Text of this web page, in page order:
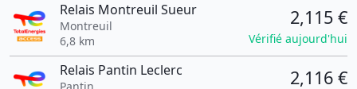
Relais Montreuil Sueur
Montreuil
6,8 km
2,115 €
Vérifié aujourd'hui
Relais Pantin Leclerc 2,116 €